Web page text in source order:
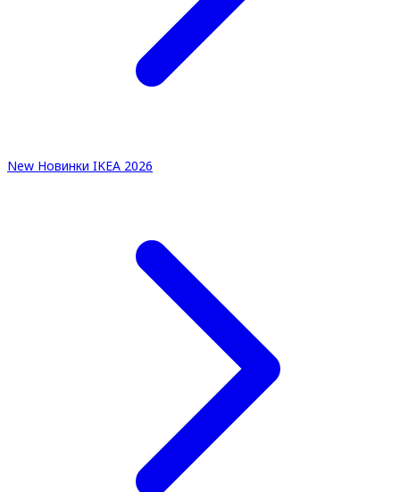
New Новинки IKEA 2026